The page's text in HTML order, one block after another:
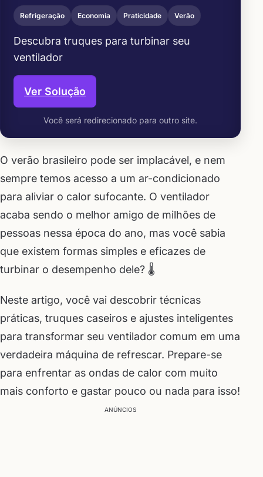
Refrigeração Economia Praticidade Verão
Descubra truques para turbinar seu
ventilador
Ver Solução
Você será redirecionado para outro site.
O verão brasileiro pode ser implacável, e nem
sempre temos acesso a um ar-condicionado
para aliviar o calor sufocante. O ventilador
acaba sendo o melhor amigo de milhões de
pessoas nessa época do ano, mas você sabia
que existem formas simples e eficazes de
turbinar o desempenho dele? 🌡️
Neste artigo, você vai descobrir técnicas
práticas, truques caseiros e ajustes inteligentes
para transformar seu ventilador comum em uma
verdadeira máquina de refrescar. Prepare-se
para enfrentar as ondas de calor com muito
mais conforto e gastar pouco ou nada para isso!
ANÚNCIOS